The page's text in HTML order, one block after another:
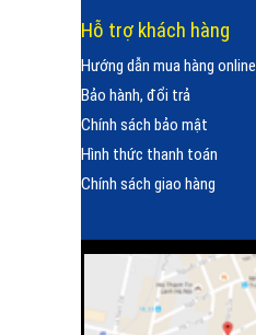
Hỗ trợ khách hàng
Hướng dẫn mua hàng online
Bảo hành, đổi trả
Chính sách bảo mật
Hình thức thanh toán
Chính sách giao hàng